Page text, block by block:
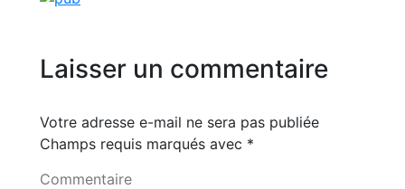
Laisser un commentaire
Votre adresse e-mail ne sera pas publiée
Champs requis marqués avec *
Commentaire